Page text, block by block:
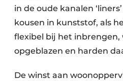
in de oude kanalen
kousen in kunststof, als
flexibel bij het inbrengen,
opgeblazen en harden
De winst aan